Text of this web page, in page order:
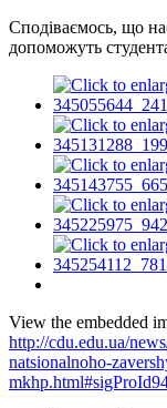
Сподіваємось, що
допоможуть
View the embedded
http://cdu.edu.ua/
natsionalnoho-